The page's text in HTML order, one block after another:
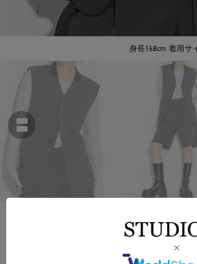
身長168cm 着用サ